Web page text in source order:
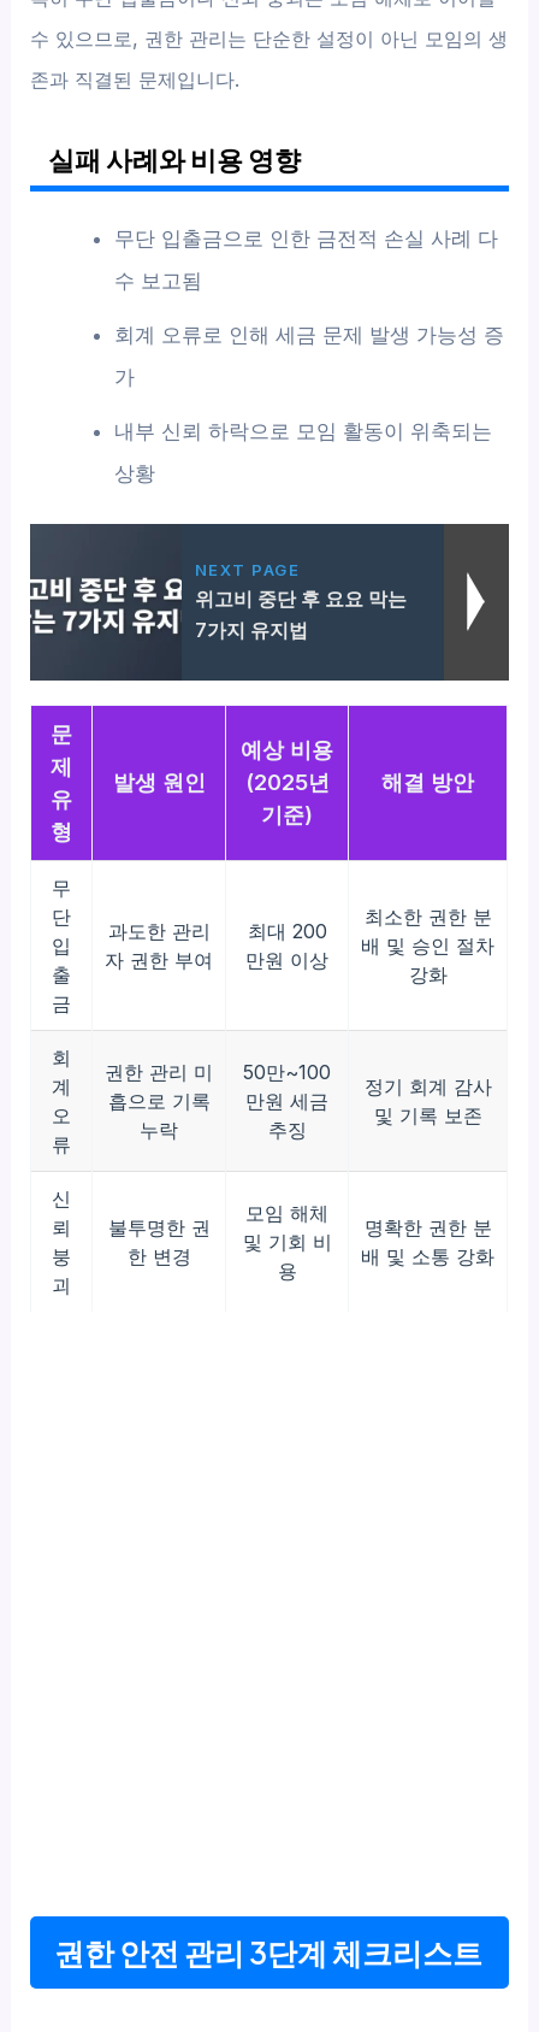
수 있으므로, 권한 관리는 단순한 설정이 아닌 모임의 생
존과 직결된 문제입니다.
실패 사례와 비용 영향
무단 입출금으로 인한 금전적 손실 사례 다
수 보고됨
회계 오류로 인해 세금 문제 발생 가능성 증
가
내부 신뢰 하락으로 모임 활동이 위축되는
상황
NEXT PAGE
위고비 중단 후 요요 막는
7가지 유지법
문
제
유
형
발생 원인
예상 비용
(2025년
기준)
해결 방안
무
단
입
출
금
과도한 관리
자 권한 부여
최대 200
만원 이상
최소한 권한 분
배 및 승인 절차
강화
회
계
오
류
권한 관리 미
흡으로 기록
누락
50만~100
만원 세금
추징
정기 회계 감사
및 기록 보존
신
뢰
붕
괴
불투명한 권
한 변경
모임 해체
및 기회 비
용
명확한 권한 분
배 및 소통 강화
권한 안전 관리 3단계 체크리스트